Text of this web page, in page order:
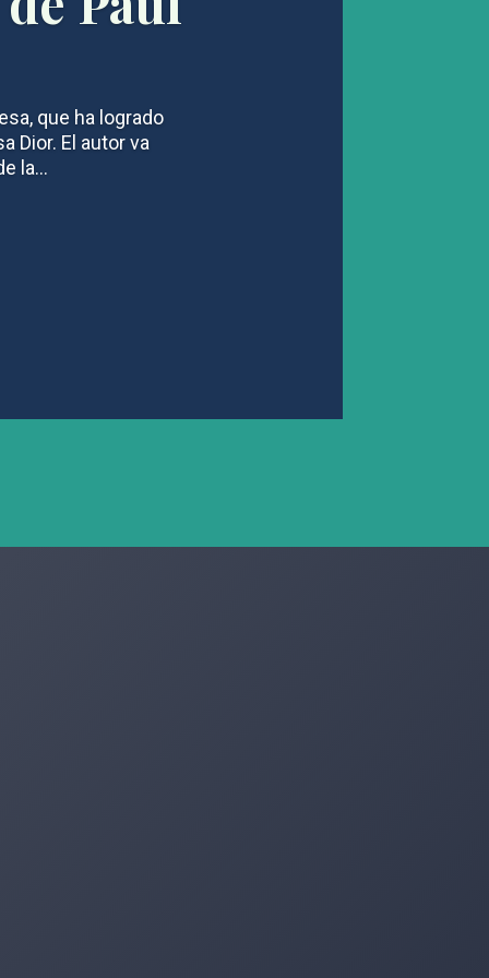
que ha logrado
Dior. El autor va
la...